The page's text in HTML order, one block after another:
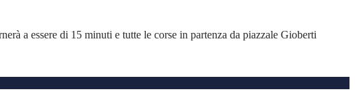
a essere di 15 minuti e tutte le corse in partenza da piazzale Gioberti